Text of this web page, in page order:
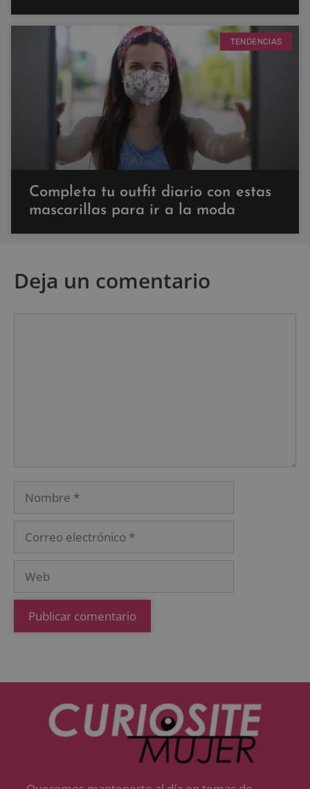
TENDENCIAS
Completa tu outfit diario con estas
mascarillas para ir a la moda
Deja un comentario